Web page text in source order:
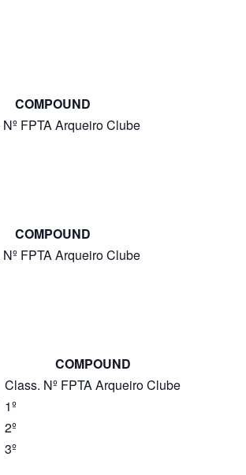
COMPOUND
Nº FPTAArqueiroClube
COMPOUND
Nº FPTAArqueiroClube
COMPOUND
Class. Nº FPTAArqueiroClube
1º
2º
3º